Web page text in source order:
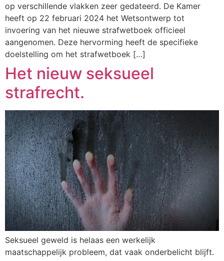
op verschillende vlakken zeer gedateerd. De Kamer
heeft op 22 februari 2024 het Wetsontwerp tot
invoering van het nieuwe strafwetboek officieel
aangenomen. Deze hervorming heeft de specifieke
doelstelling om het strafwetboek […]
Het nieuw seksueel
strafrecht.
Seksueel geweld is helaas een werkelijk
maatschappelijk probleem, dat vaak onderbelicht blijft.